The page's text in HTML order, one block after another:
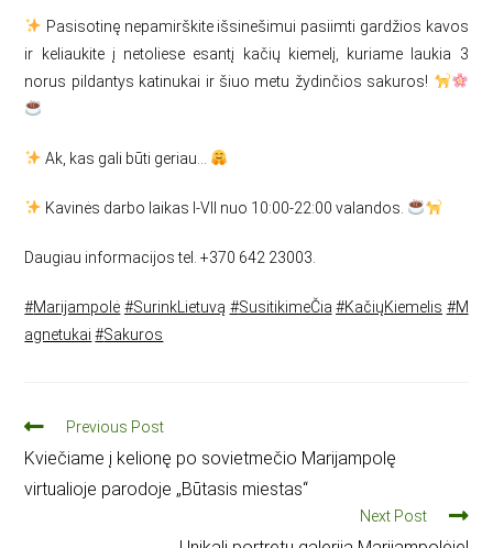
Pasisotinę nepamirškite išsinešimui pasiimti gardžios kavos
ir keliaukite į netoliese esantį kačių kiemelį, kuriame laukia 3
norus pildantys katinukai ir šiuo metu žydinčios sakuros!
Ak, kas gali būti geriau…
Kavinės darbo laikas I-VII nuo 10:00-22:00 valandos.
Daugiau informacijos tel. +370 642 23003.
#Marijampolė #SurinkLietuvą #SusitikimeČia #KačiųKiemelis #M
agnetukai #Sakuros
Previous Post
Kviečiame į kelionę po sovietmečio Marijampolę
virtualioje parodoje „Būtasis miestas“
Next Post